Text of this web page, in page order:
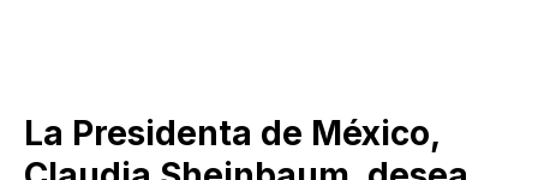
La Presidenta de México,